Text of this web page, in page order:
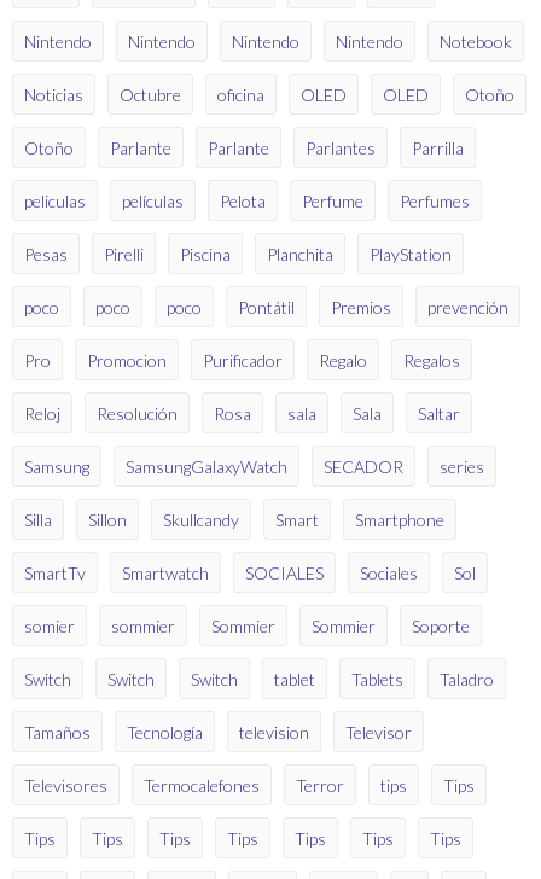
Nintendo Nintendo Nintendo Nintendo Notebook
Noticias Octubre oficina OLED OLED Otoño
Otoño Parlante Parlante Parlantes Parrilla
peliculas películas Pelota Perfume Perfumes
Pesas Pirelli Piscina Planchita PlayStation
poco poco poco Pontátil Premios prevención
Pro Promocion Purificador Regalo Regalos
Reloj Resolución Rosa sala Sala Saltar
Samsung SamsungGalaxyWatch SECADOR series
Silla Sillon Skullcandy Smart Smartphone
SmartTv Smartwatch SOCIALES Sociales Sol
somier sommier Sommier Sommier Soporte
Switch Switch Switch tablet Tablets Taladro
Tamaños Tecnología television Televisor
Televisores Termocalefones Terror tips Tips
Tips Tips Tips Tips Tips Tips Tips